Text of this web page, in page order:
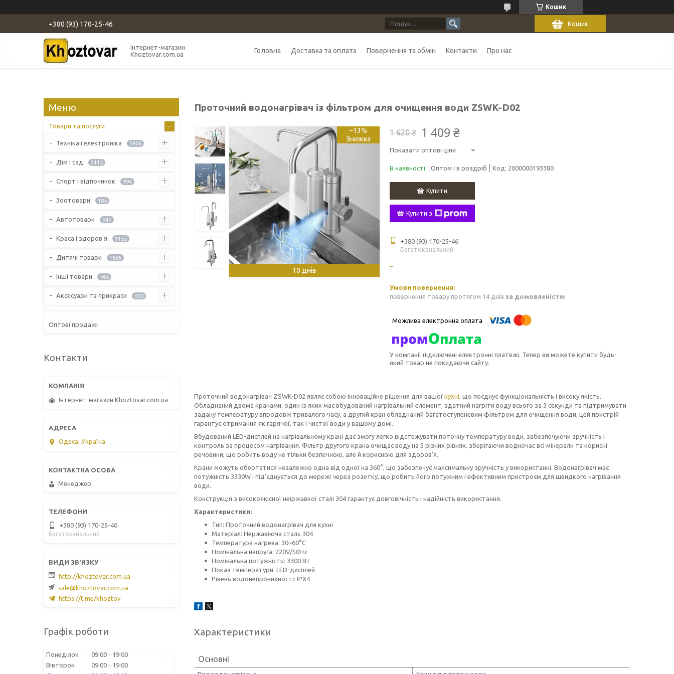
Кошик
+380 (93) 170-25-46 Кошик
Інтернет-магазин
Khoztovar.com.ua
Головна Доставка та оплата Повернення та обмін Контакти Про нас
Проточний водонагрівач із фільтром для очищення води ZSWK-D02
–13%
10 днів
1 620 ₴ 1 409 ₴
Показати оптові ціни
В наявності Оптом і в роздріб Код: 2000000193380
Купити
Купити з
+380 (93) 170-25-46
Багатоканальний
повернення товару протягом 14 днів за домовленістю
У компанії підключені електронні платежі. Тепер ви можете купити будь-
який товар не покидаючи сайту.
Проточний водонагрівач ZSWK-D02 являє собою інноваційне рішення для вашої кухні , що поєднує функціональність і високу якість.
Обладнаний двома кранами, один із яких має вбудований нагрівальний елемент, здатний нагріти воду всього за 3 секунди та підтримувати
задану температуру впродовж тривалого часу, а другий кран обладнаний багатоступеневим фільтром для очищення води, цей пристрій
гарантує отримання як гарячої, так і чистої води у вашому домі.
Вбудований LED-дисплей на нагрівальному крані дає змогу легко відстежувати поточну температуру води, забезпечуючи зручність і
контроль за процесом нагрівання. Фільтр другого крана очищає воду на 5 різних рівнях, зберігаючи водночас всі мінерали та корисні
речовини, що робить воду не тільки безпечною, але й корисною для здоров'я.
Крани можуть обертатися незалежно одна від одної на 360°, що забезпечує максимальну зручність у використанні. Водонагрівач має
потужність 3330W і під'єднується до мережі через розетку, що робить його потужним і ефективним пристроєм для швидкого нагрівання
води.
Конструкція з високоякісної неіржавкої сталі 304 гарантує довговічність і надійність використання.
Характеристики:
Тип: Проточний водонагрівач для кухні
Матеріал: Нержавіюча сталь 304
Температура нагрева: 30~60°C
Номінальна напруга: 220V/50Hz
Номінальна потужність: 3300 Вт
Показ температури: LED-дисплей
Рівень водонепроникності: IPX4
Характеристики
Основні
Товари та послуги
Техніка і електроніка 5906
Дім і сад 3115
Спорт і відпочинок 994
Зоотовари 185
Автотовари 949
Краса і здоров'я 1155
Дитячі товари 1686
Інші товари 765
Аксесуари та прикраси 390
Оптові продажі
Контакти
Інтернет-магазин Khoztovar.com.ua
Одеса, Україна
Менеджер
+380 (93) 170-25-46
Багатоканальний
http://khoztovar.com.ua
sale@khoztovar.com.ua
https://t.me/khoztov
Графік роботи
Понеділок 09:00
19:00
Вівторок
09:00
19:00